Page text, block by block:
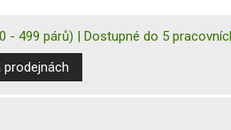
- 499 párů) |Dostupné do 5